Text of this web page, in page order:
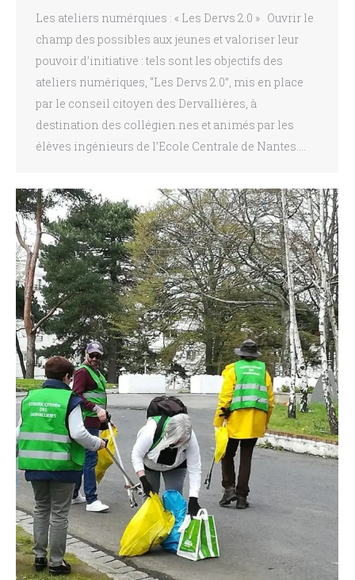
Les ateliers numérqiues : « Les Dervs 2.0 » Ouvrir le
champ des possibles aux jeunes et valoriser leur
pouvoir d’initiative : tels sont les objectifs des
ateliers numériques, “Les Dervs 2.0”, mis en place
par le conseil citoyen des Dervallières, à
destination des collégien.nes et animés par les
élèves ingénieurs de l’Ecole Centrale de Nantes.…